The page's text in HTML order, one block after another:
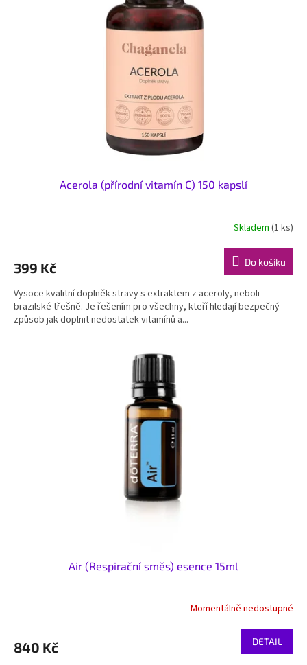
Acerola (přírodní vitamín C) 150 kapslí
Skladem (1 ks)
399 Kč Do košíku
Vysoce kvalitní doplněk stravy s extraktem z aceroly, neboli
brazilské třešně. Je řešením pro všechny, kteří hledají bezpečný
způsob jak doplnit nedostatek vitamínů a...
Air (Respirační směs) esence 15ml
Momentálně nedostupné
840 Kč DETAIL